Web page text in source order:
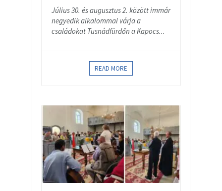
Július 30. és augusztus 2. között immár
negyedik alkalommal várja a
családokat Tusnádfürdőn a Kapocs...
READ MORE